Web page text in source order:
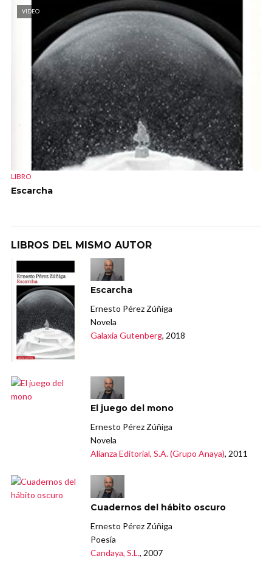
VIDEO
LIBRO
Escarcha
LIBROS DEL MISMO AUTOR
Escarcha
Ernesto Pérez Zúñiga
Novela
Galaxia Gutenberg, 2018
El juego del mono
Ernesto Pérez Zúñiga
Novela
Alianza Editorial, S.A. (Grupo Anaya), 2011
Cuadernos del hábito oscuro
Ernesto Pérez Zúñiga
Poesía
Candaya, S.L., 2007